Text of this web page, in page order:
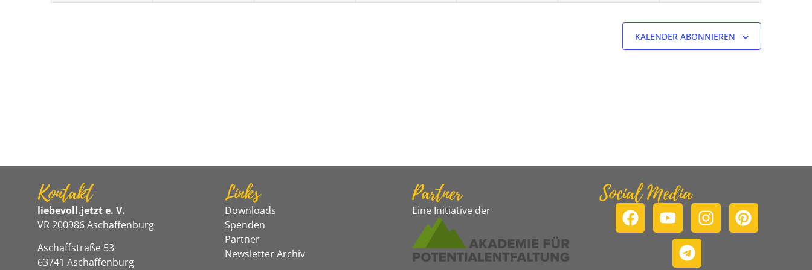
KALENDER ABONNIEREN
Kontakt
liebevoll.jetzt e. V.
VR 200986 Aschaffenburg
Aschaffstraße 53
63741 Aschaffenburg
Links
Downloads
Spenden
Partner
Newsletter Archiv
Partner
Eine Initiative der
Social Media